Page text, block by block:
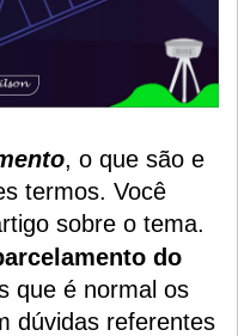
, o que são e
termos. Você
sobre o tema.
do
que é normal os
dúvidas referentes